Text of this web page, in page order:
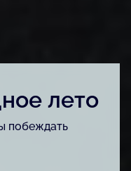
«Вега.
в сфере
и